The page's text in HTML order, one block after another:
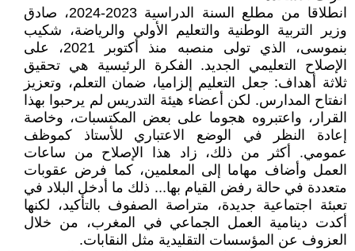
انطلاقا من مطلع السنة الدراسية 2023-2024، صادق
وزير التربية الوطنية والتعليم الأولي والرياضة، شكيب
بنموسى، الذي تولى منصبه منذ أكتوبر 2021، على
الإصلاح التعليمي الجديد. الفكرة الرئيسية هي تحقيق
ثلاثة أهداف: جعل التعليم إلزاميا، ضمان التعلم، وتعزيز
انفتاح المدارس. لكن أعضاء هيئة التدريس لم يرحبوا بهذا
القرار، واعتبروه هجوما على بعض المكتسبات، وخاصة
إعادة النظر في الوضع الاعتباري للأستاذ كموظف
عمومي. أكثر من ذلك، زاد هذا الإصلاح من ساعات
العمل وأضاف مهاما إلى المعلمين، كما فرض عقوبات
متعددة في حالة رفض القيام بها... ذلك ما أدخل البلاد في
تعبئة اجتماعية جديدة، متراصة الصفوف بالتأكيد، لكنها
أكدت دينامية العمل الجماعي في المغرب، من خلال
العزوف عن المؤسسات التقليدية مثل النقابات.